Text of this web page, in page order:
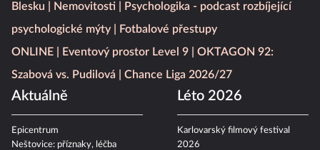
Blesku
Nemovitosti
Psychologika - podcast rozbíjející
psychologické mýty
Fotbalové přestupy
ONLINE
Eventový prostor Level 9
OKTAGON 92:
Szabová vs. Pudilová
Chance Liga 2026/27
Aktuálně
Epicentrum
Neštovice: příznaky, léčba
Léto 2026
Karlovarský filmový festival
2026